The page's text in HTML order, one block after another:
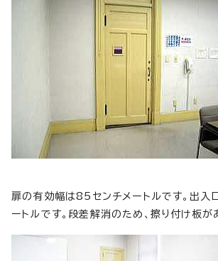
扉の有効幅は85センチメートルです。出入
ートルです。段差解消のため、擦り付け板が